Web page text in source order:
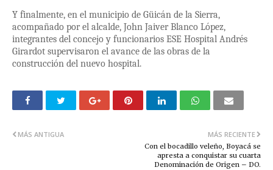
Y finalmente, en el municipio de Güicán de la Sierra,
acompañado por el alcalde, John Jaiver Blanco López,
integrantes del concejo y funcionarios ESE Hospital Andrés
Girardot supervisaron el avance de las obras de la
construcción del nuevo hospital.
MÁS RECIENTE
Con el bocadillo veleño, Boyacá se
apresta a conquistar su cuarta
Denominación de Origen – DO.
MÁS ANTIGUA